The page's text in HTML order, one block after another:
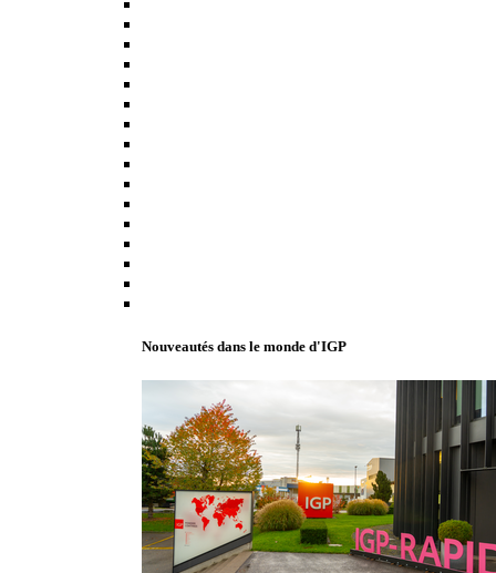
Nouveautés dans le monde d'IGP